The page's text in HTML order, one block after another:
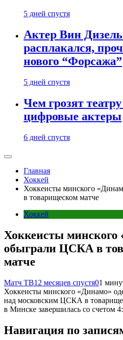
5 дней спустя
Актер Вин
расплакался,
нового “Форсажа”
5 дней спустя
Чем грозят
цифровые актеры
6 дней спустя
Главная
Хоккей
Хоккеисты минского
в товарищеском матче
Хоккей
Хоккеисты минского
обыграли ЦСКА в
матче
Матч ТВ12 месяцев спустя01
Хоккеисты минского «Динамо»
над московским ЦСКА в
в Минске завершилась со счетом
Навигация по